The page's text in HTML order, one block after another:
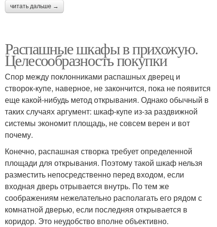
Шкаф-куп в прихожую Зеркальные шкафы
Купе для узкой
Шкафы в интерьере
Узкие шкафы Купе в прихожей
читать дальше →
Распашные шкафы в прихожую.
Целесообразность покупки
Спор между поклонниками распашных дверец и
створок-купе, наверное, не закончится, пока не появится
еще какой-нибудь метод открывания. Однако обычный в
таких случаях аргумент: шкаф-купе из-за раздвижной
системы экономит площадь, не совсем верен и вот
почему.
Конечно, распашная створка требует определенной
площади для открывания. Поэтому такой шкаф нельзя
разместить непосредственно перед входом, если
входная дверь отрывается внутрь. По тем же
соображениям нежелательно располагать его рядом с
комнатной дверью, если последняя открывается в
коридор. Это неудобство вполне объективно.